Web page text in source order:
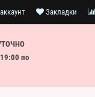
Закладки
по